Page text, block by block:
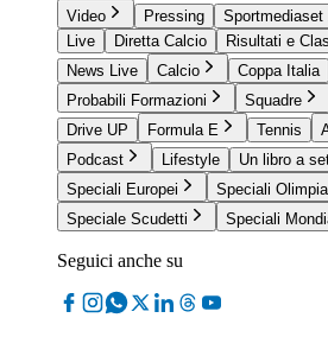
Video Pressing Sportmediaset
Live
Diretta Calcio
Risultati e
News Live
Calcio Coppa Italia
Probabili Formazioni
Squadre
Drive UP
Formula E Tennis
Podcast
Lifestyle
Un libro a
Speciali Europei
Speciali
Speciale Scudetti
Speciali
Seguici anche su